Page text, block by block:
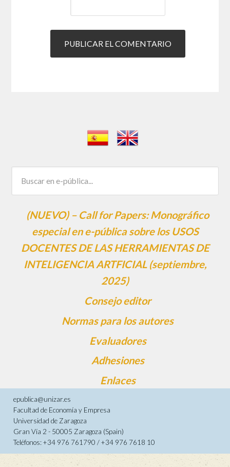
(NUEVO) – Call for Papers: Monográfico
especial en e-pública sobre los USOS
DOCENTES DE LAS HERRAMIENTAS DE
INTELIGENCIA ARTFICIAL (septiembre,
2025)
Consejo editor
Normas para los autores
Evaluadores
Adhesiones
Enlaces
epublica@unizar.es
Facultad de Economía y Empresa
Universidad de Zaragoza
Gran Vía 2 - 50005 Zaragoza (Spain)
Teléfonos: +34 976 761790 / +34 976 7618 10